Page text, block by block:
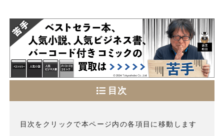
目次
目次をクリックで本ページ内の各項目に移動します